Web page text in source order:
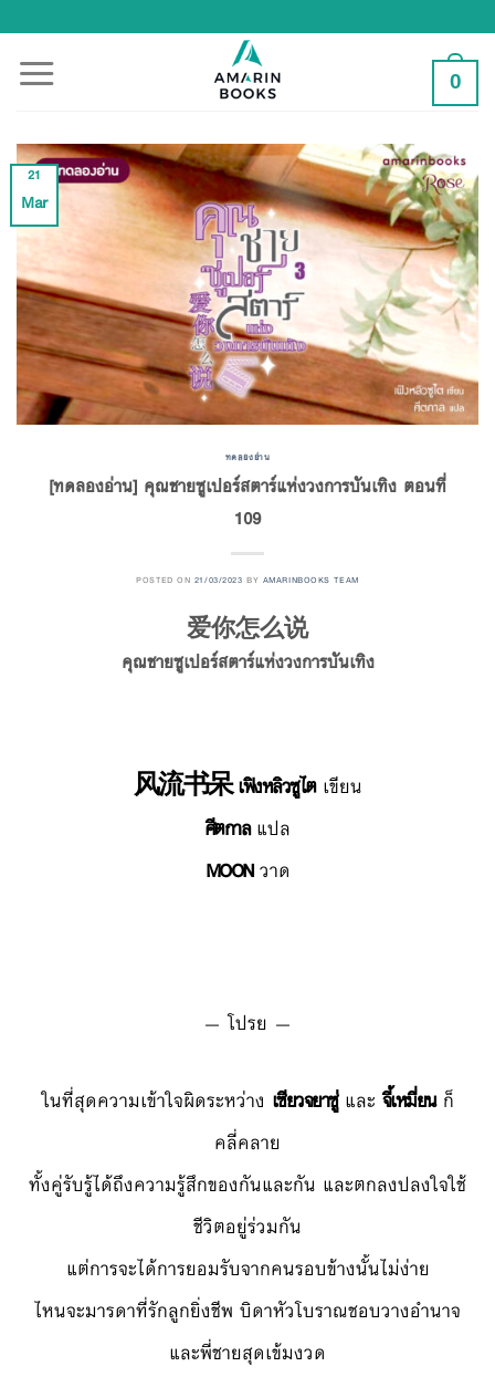
to
content
0
21
Mar
ทดลองอ่าน
[ทดลองอ่าน] คุณชายซูเปอร์สตาร์แห่งวงการบันเทิง ตอนที่
109
POSTED ON 21/03/2023 BY AMARINBOOKS TEAM
爱你怎么说
คุณชายซูเปอร์สตาร์แห่งวงการบันเทิง
风流书呆 เฟิงหลิวซูไตเขียน
ศีตกาลแปล
MOONวาด
— โปรย —
ในที่สุดความเข้าใจผิดระหว่าง เซียวจยาซู่และจี้เหมี่ยนก็
คลี่คลาย
ทั้งคู่รับรู้ได้ถึงความรู้สึกของกันและกัน และตกลงปลงใจใช้
ชีวิตอยู่ร่วมกัน
แต่การจะได้การยอมรับจากคนรอบข้างนั้นไม่ง่าย
ไหนจะมารดาที่รักลูกยิ่งชีพ บิดาหัวโบราณชอบวางอำนาจ
และพี่ชายสุดเข้มงวด